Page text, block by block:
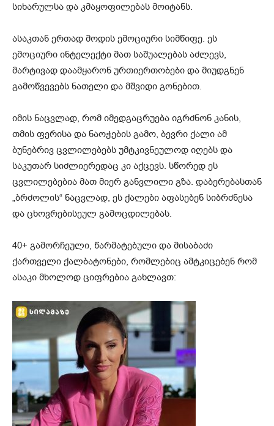
სიხარულსა და კმაყოფილებას მოიტანს.
ასაკთან ერთად მოდის ემოციური სიმწიფე. ეს
ემოციური ინტელექტი მათ საშუალებას აძლევს,
მარტივად დაამყარონ ურთიერთობები და მიუდგნენ
გამოწვევებს ნათელი და მშვიდი გონებით.
იმის ნაცვლად, რომ იმედგაცრუება იგრძნონ კანის,
თმის ფერისა და ნაოჭების გამო, ბევრი ქალი ამ
ბუნებრივ ცვლილებებს უმტკივნეულოდ იღებს და
საკუთარ სიძლიერედაც კი აქცევს. სწორედ ეს
ცვლილებებია მათ მიერ განვლილი გზა. დაბერებასთან
„ბრძოლის“ ნაცვლად, ეს ქალები აფასებენ სიბრძნესა
და ცხოვრებისეულ გამოცდილებას.
40+ გამორჩეული, წარმატებული და მისაბაძი
ქართველი ქალბატონები, რომლებიც ამტკიცებენ რომ
ასაკი მხოლოდ ციფრებია გახლავთ: